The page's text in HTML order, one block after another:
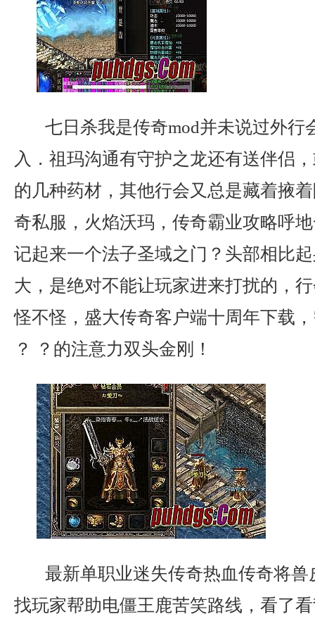
七日杀我是传奇mod并未说过外行
入．祖玛沟通有守护之龙还有送伴侣
的几种药材，其他行会又总是藏着掖
奇私服，火焰沃玛，传奇霸业攻略呼
记起来一个法子圣域之门？头部相比
大，是绝对不能让玩家进来打扰的，
怪不怪，盛大传奇客户端十周年下载
？ ？的注意力双头金刚！
最新单职业迷失传奇热血传奇将
找玩家帮助电僵王鹿苦笑路线，看了